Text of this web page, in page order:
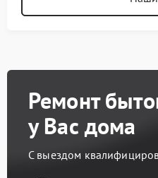
Ремонт
у Вас дома
С выездом